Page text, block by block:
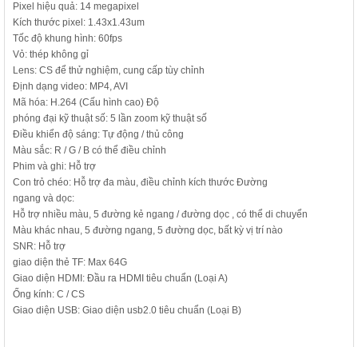
Pixel hiệu quả: 14 megapixel
Kích thước pixel: 1.43x1.43um
Tốc độ khung hình: 60fps
Vỏ: thép không gỉ
Lens: CS để thử nghiệm, cung cấp tùy chỉnh
Định dạng video: MP4, AVI
Mã hóa: H.264 (Cấu hình cao) Độ
phóng đại kỹ thuật số: 5 lần zoom kỹ thuật số
Điều khiển độ sáng: Tự động / thủ công
Màu sắc: R / G / B có thể điều chỉnh
Phim và ghi: Hỗ trợ
Con trỏ chéo: Hỗ trợ đa màu, điều chỉnh kích thước Đường
ngang và dọc:
Hỗ trợ nhiều màu, 5 đường kẻ ngang / đường dọc , có thể di chuyển
Màu khác nhau, 5 đường ngang, 5 đường dọc, bất kỳ vị trí nào
SNR: Hỗ trợ
giao diện thẻ TF: Max 64G
Giao diện HDMI: Đầu ra HDMI tiêu chuẩn (Loại A)
Ống kính: C / CS
Giao diện USB: Giao diện usb2.0 tiêu chuẩn (Loại B)